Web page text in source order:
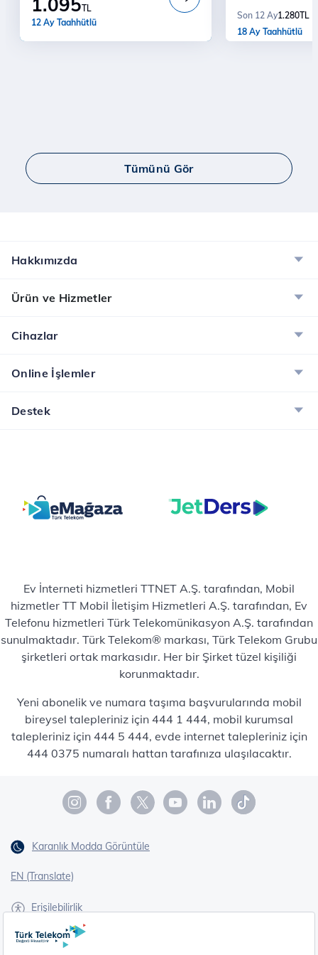
12 Ay Taahhütlü
1.095TL
18 Ay Taahhütlü
1.280TL
Son 12 Ay
Tümünü Gör
Hakkımızda
Ürün ve Hizmetler
Cihazlar
Online İşlemler
Destek
Ev İnterneti hizmetleri TTNET A.Ş. tarafından, Mobil
hizmetler TT Mobil İletişim Hizmetleri A.Ş. tarafından, Ev
Telefonu hizmetleri Türk Telekomünikasyon A.Ş. tarafından
sunulmaktadır. Türk Telekom® markası, Türk Telekom Grubu
şirketleri ortak markasıdır. Her bir Şirket tüzel kişiliği
korunmaktadır.
Yeni abonelik ve numara taşıma başvurularında mobil
bireysel talepleriniz için 444 1 444, mobil kurumsal
talepleriniz için 444 5 444, evde internet talepleriniz için
444 0375 numaralı hattan tarafınıza ulaşılacaktır.
Karanlık Modda Görüntüle
EN (Translate)
Erişilebilirlik
İşaret Dili Çevirisi